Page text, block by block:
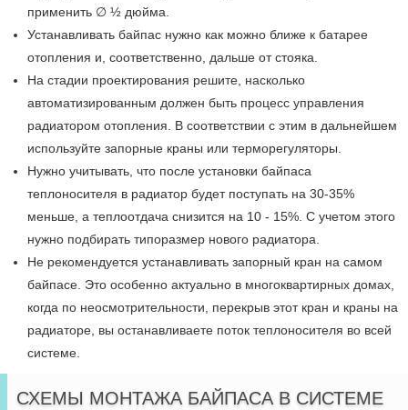
применить ∅ ½ дюйма.
Устанавливать байпас нужно как можно ближе к батарее
отопления и, соответственно, дальше от стояка.
На стадии проектирования решите, насколько
автоматизированным должен быть процесс управления
радиатором отопления. В соответствии с этим в дальнейшем
используйте запорные краны или терморегуляторы.
Нужно учитывать, что после установки байпаса
теплоносителя в радиатор будет поступать на 30-35%
меньше, а теплоотдача снизится на 10 - 15%. С учетом этого
нужно подбирать типоразмер нового радиатора.
Не рекомендуется устанавливать запорный кран на самом
байпасе. Это особенно актуально в многоквартирных домах,
когда по неосмотрительности, перекрыв этот кран и краны на
радиаторе, вы останавливаете поток теплоносителя во всей
системе.
СХЕМЫ МОНТАЖА БАЙПАСА В СИСТЕМЕ